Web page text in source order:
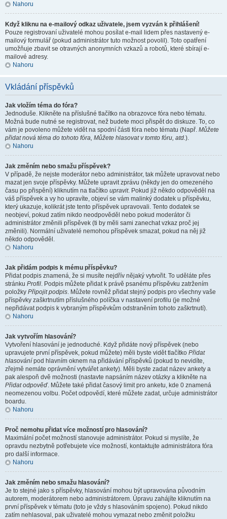
Nahoru
Když kliknu na e-mailový odkaz uživatele, jsem vyzván k přihlášení!
Pouze registrovaní uživatelé mohou posílat e-mail lidem přes nastavený e-
mailový formulář (pokud administrátor tuto možnost povolil). Toto opatření
umožňuje zbavit se otravných anonymních vzkazů a robotů, které sbírají e-
mailové adresy.
Nahoru
Vkládání příspěvků
Jak vložím téma do fóra?
Jednoduše. Klikněte na příslušné tlačítko na obrazovce fóra nebo tématu.
Možná bude nutné se registrovat, než budete moci přispět do diskuze. To, co
vám je povoleno můžete vidět na spodní části fóra nebo tématu (Např. Můžete
přidat nová téma do tohoto fóra, Můžete hlasovat v tomto fóru, atd.).
Nahoru
Jak změním nebo smažu příspěvek?
V případě, že nejste moderátor nebo administrátor, tak můžete upravovat nebo
mazat jen svoje příspěvky. Můžete upravit zprávu (někdy jen do omezeného
času po přispění) kliknutím na tlačítko upravit. Pokud již někdo odpověděl na
váš příspěvek a vy ho upravíte, objeví se vám malinký dodatek u příspěvku,
který ukazuje, kolikrát jste tento příspěvek upravovali. Tento dodatek se
neobjeví, pokud zatím nikdo neodpověděl nebo pokud moderátor či
administrátor změnili příspěvek (ti by měli sami zanechat vzkaz proč jej
změnili). Normální uživatelé nemohou příspěvek smazat, pokud na něj již
někdo odpověděl.
Nahoru
Jak přidám podpis k mému příspěvku?
Přidat podpis znamená, že si musíte nejdřív nějaký vytvořit. To uděláte přes
stránku Profil. Podpis můžete přidat k právě psanému příspěvku zatržením
položky Připojit podpis. Můžete rovněž přidat stejný podpis pro všechny vaše
příspěvky zaškrtnutím příslušného políčka v nastavení profilu (je možné
nepřidávat podpis k vybraným příspěvkům odstraněním tohoto zaškrtnutí).
Nahoru
Jak vytvořím hlasování?
Vytvoření hlasování je jednoduché. Když přidáte nový příspěvek (nebo
upravujete první příspěvek, pokud můžete) měli byste vidět tlačítko Přidat
hlasování pod hlavním oknem na přidávání příspěvků (pokud to nevidíte,
zřejmě nemáte oprávnění vytvářet ankety). Měli byste zadat název ankety a
pak alespoň dvě možnosti (nastavte napsáním název otázky a klikněte na
Přidat odpověď. Můžete také přidat časový limit pro anketu, kde 0 znamená
neomezenou volbu. Počet odpovědí, které můžete zadat, určuje administrátor
boardu.
Nahoru
Proč nemohu přidat více možností pro hlasování?
Maximální počet možností stanovuje administrátor. Pokud si myslíte, že
opravdu nezbytně potřebujete více možností, kontaktujte administrátora fóra
pro další informace.
Nahoru
Jak změním nebo smažu hlasování?
Je to stejné jako s příspěvky, hlasování mohou být upravována původním
autorem, moderátorem nebo administrátorem. Úpravu zahájíte kliknutím na
první příspěvek v tématu (toto je vždy s hlasováním spojeno). Pokud nikdo
zatím nehlasoval, pak uživatelé mohou vymazat nebo změnit položku